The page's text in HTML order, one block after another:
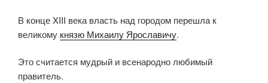
В конце XIII века власть над городом перешла к
великому князю Михаилу Ярославичу.
Это считается мудрый и всенародно любимый
правитель.